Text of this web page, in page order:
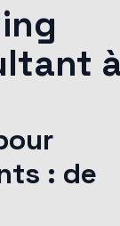
: de